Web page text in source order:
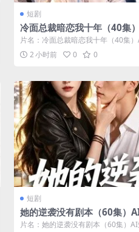
短剧
冷面总裁暗恋我十年（40集
剧 (2026)
片名：冷面总裁暗恋我十年（40集
(2026) 分类：短剧 年份：20...
2 小时前 0 0
短剧
她的逆袭没有剧本（60集）
(2026)
片名：她的逆袭没有剧本（60集）